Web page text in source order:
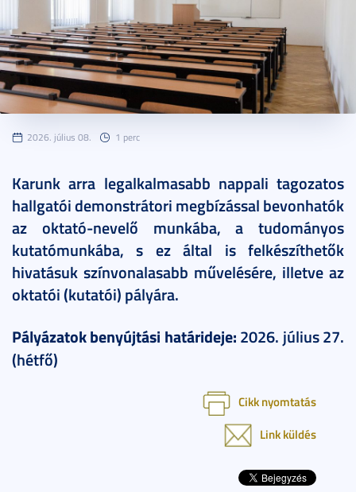
2026. július 08. 1 perc
Karunk arra legalkalmasabb nappali tagozatos
hallgatói demonstrátori megbízással bevonhatók
az oktató-nevelő munkába, a tudományos
kutatómunkába, s ez által is felkészíthetők
hivatásuk színvonalasabb művelésére, illetve az
oktatói (kutatói) pályára.
Pályázatok benyújtási határideje: 2026. július 27.
(hétfő)
Cikk nyomtatás
Link küldés